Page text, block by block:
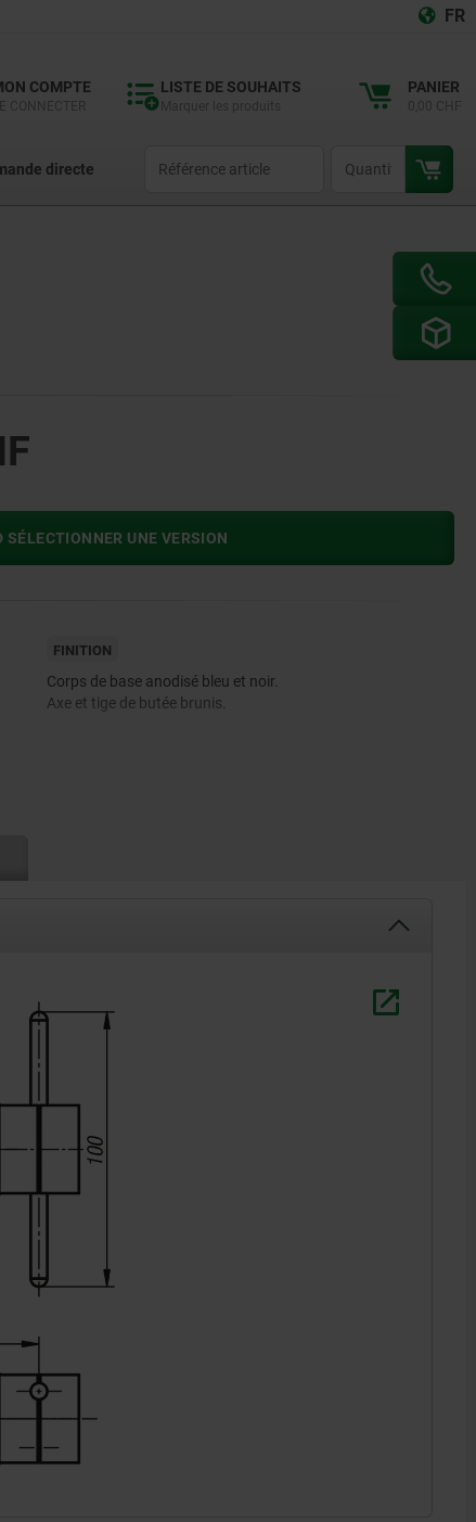
FR
COMPTE LISTE DE SOUHAITS PANIER
directe
SÉLECTIONNER UNE VERSION
FINITION
Corps de base anodisé bleu et noir.
Axe et tige de butée brunis.